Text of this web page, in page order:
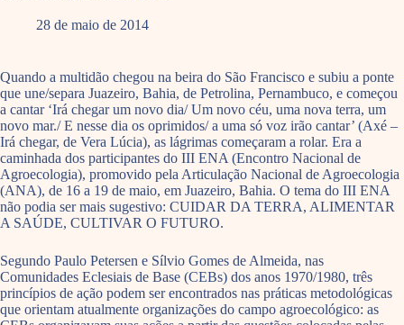
28 de maio de 2014
Quando a multidão chegou na beira do São Francisco e subiu a ponte
que une/separa Juazeiro, Bahia, de Petrolina, Pernambuco, e começou
a cantar ‘Irá chegar um novo dia/ Um novo céu, uma nova terra, um
novo mar./ E nesse dia os oprimidos/ a uma só voz irão cantar’ (Axé –
Irá chegar, de Vera Lúcia), as lágrimas começaram a rolar. Era a
caminhada dos participantes do III ENA (Encontro Nacional de
Agroecologia), promovido pela Articulação Nacional de Agroecologia
(ANA), de 16 a 19 de maio, em Juazeiro, Bahia. O tema do III ENA
não podia ser mais sugestivo: CUIDAR DA TERRA, ALIMENTAR
A SAÚDE, CULTIVAR O FUTURO.
Segundo Paulo Petersen e Sílvio Gomes de Almeida, nas
Comunidades Eclesiais de Base (CEBs) dos anos 1970/1980, três
princípios de ação podem ser encontrados nas práticas metodológicas
que orientam atualmente organizações do campo agroecológico: as